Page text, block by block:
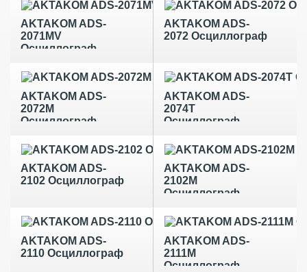
AKTAKOM ADS-
2071MV
Осциллограф
AKTAKOM ADS-
2072 Осциллограф
AKTAKOM ADS-
2072M
Осциллограф
AKTAKOM ADS-
2074T
Осциллограф
AKTAKOM ADS-
2102 Осциллограф
AKTAKOM ADS-
2102M
Осциллограф
AKTAKOM ADS-
2110 Осциллограф
AKTAKOM ADS-
2111M
Осциллограф